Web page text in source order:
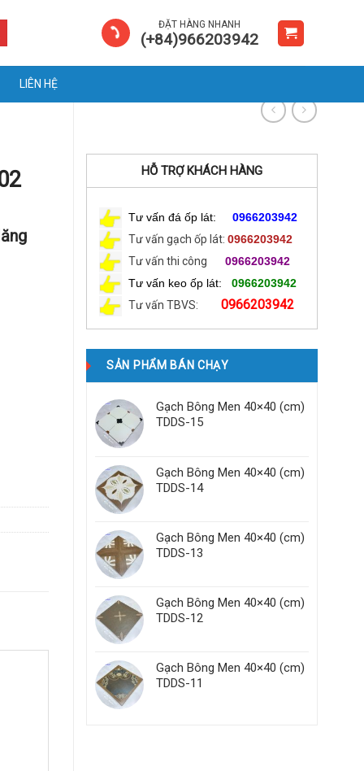
ĐẶT HÀNG NHANH
(+84)966203942
LIÊN HỆ
HỖ TRỢ KHÁCH HÀNG
Tư vấn đá ốp lát: 0966203942
Tư vấn gạch ốp lát: 0966203942
Tư vấn thi công
0966203942
Tư vấn keo ốp lát:
0966203942
Tư vấn TBVS:
0966203942
SẢN PHẨM BÁN CHẠY
Gạch Bông Men 40×40 (cm)
TDDS-15
Gạch Bông Men 40×40 (cm)
TDDS-14
Gạch Bông Men 40×40 (cm)
TDDS-13
Gạch Bông Men 40×40 (cm)
TDDS-12
Gạch Bông Men 40×40 (cm)
TDDS-11